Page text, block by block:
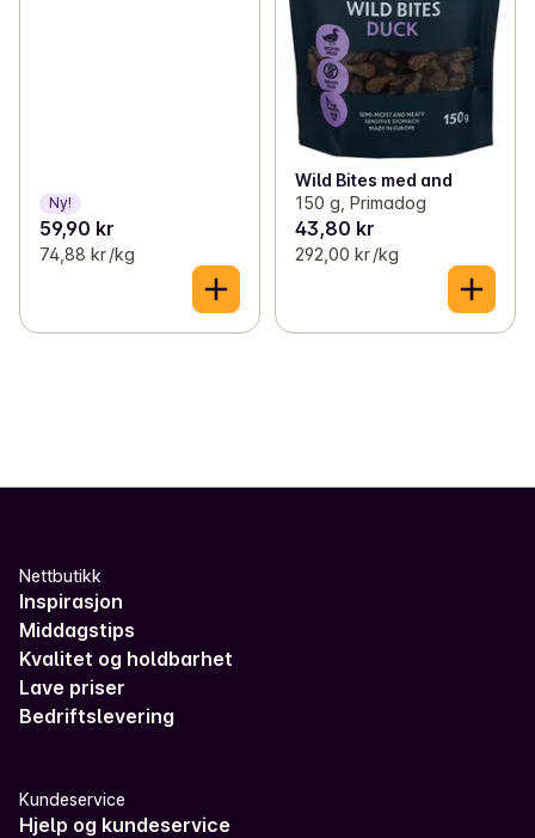
Ny!
59,90 kr
74,88 kr /kg
Wild Bites med and
150 g, Primadog
43,80 kr
292,00 kr /kg
Nettbutikk
Inspirasjon
Middagstips
Kvalitet og holdbarhet
Lave priser
Bedriftslevering
Kundeservice
Hjelp og kundeservice